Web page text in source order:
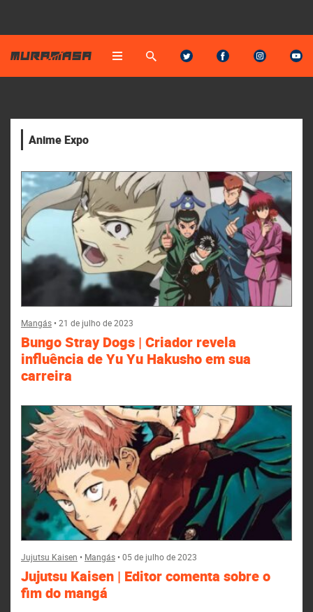
Anime Expo
Mangás•21 de julho de 2023
Bungo Stray Dogs | Criador revela
influência de Yu Yu Hakusho em sua
carreira
Jujutsu Kaisen • Mangás•05 de julho de 2023
Jujutsu Kaisen | Editor comenta sobre o
fim do mangá